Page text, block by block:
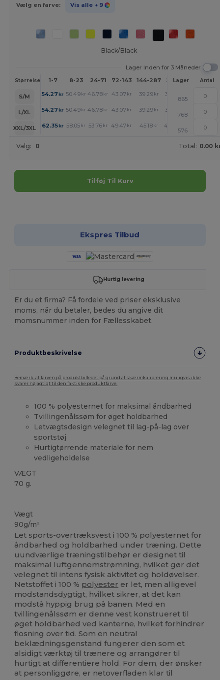
Vælg en farve: Vis alle + 9
Black/Black
Lager Inden for 3 Måneder
Størrelse 1-7 8-23 24-71 72-143 144-287 288 + Mere
Lager Antal
S/M 54.27kr 50.49 kr 46.78 kr 43.07 kr 39.29 kr 37.39
865
L/XL
54.27kr 50.49 kr 46.78 kr 43.07 kr 39.29 kr 37.39
768
XXL/3XL
62.35kr 58.05 kr 53.76 kr 49.47 kr 45.18 kr 43.00
576
Valg: 0 Total: 0.00
Tilføj Til Kurv
Ekspres Tilbud
Hurtig levering
Er du et firma? Få fordele ved priser eksklusive
moms, når du betaler, bedes du angive dit
momsnummer inden for Fællesskabet.
Produktbeskrivelse
Bemærk, at farven på produktbilledet på grund af skærmkalibrering muligvis ikke
svarer nøjagtigt til den faktiske produktfarve.
100 % polyesternet for maksimal åndbarhed
Tvillingenålssøm for øget holdbarhed
Letvægtsdesign velegnet til lag-på-lag over
sportstøj
Hurtigtørrende materiale for nem
vedligeholdelse
VÆGT
70 g.
Vægt
90g/m²
Let sports-overtræksvest i 100 % polyesternet for
åndbarhed og holdbarhed under træning. Dette
uundværlige træningstilbehør er designet til
maksimal luftgennemstrømning, hvilket gør det
velegnet til intens fysisk aktivitet og holdøvelser.
Netstoffet i 100 % polyester er let, men alligevel
modstandsdygtigt, hvilket sikrer, at det kan
modstå hyppig brug på banen. Med en
tvillingenålssøm er denne vest konstrueret til
øget holdbarhed ved kanterne, hvilket forhindrer
flosning over tid. Som en neutral
beklædningsgenstand fungerer den som et
alsidigt værktøj til trænere og arrangører til
hurtigt at differentiere hold. For dem, der ønsker
at personliggøre, er netoverfladen klar til